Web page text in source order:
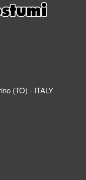
(TO) - ITALY